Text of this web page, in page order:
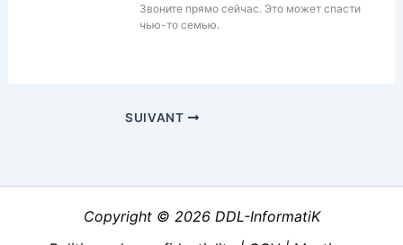
Звоните прямо сейчас. Это может спасти
чью-то семью.
SUIVANT
Copyright © 2026 DDL-InformatiK